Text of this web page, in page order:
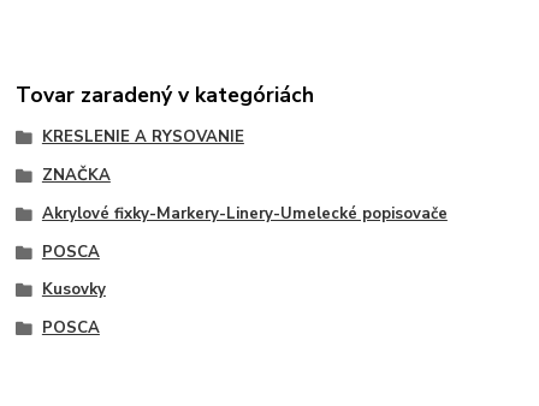
Tovar zaradený v kategóriách
KRESLENIE A RYSOVANIE
ZNAČKA
Akrylové fixky-Markery-Linery-Umelecké popisovače
POSCA
Kusovky
POSCA